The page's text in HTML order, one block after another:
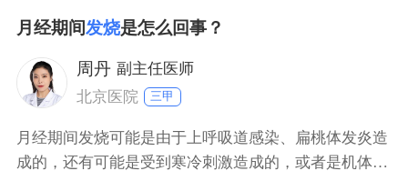
生姜和白菜熬水喝，多喝水排汗，能有效缓解。此外，
用物理降温法采用冷敷或酒精擦拭腋下，额头，可以改
月经期间发烧是怎么回事？
周丹 副主任医师
北京医院
三甲
月经期间发烧可能是由于上呼吸道感染、扁桃体发炎造
成的，还有可能是受到寒冷刺激造成的，或者是机体免